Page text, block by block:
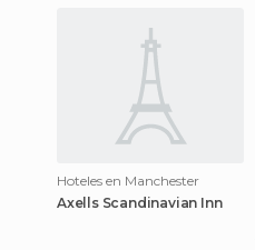
Hoteles en Manchester
Axells Scandinavian Inn